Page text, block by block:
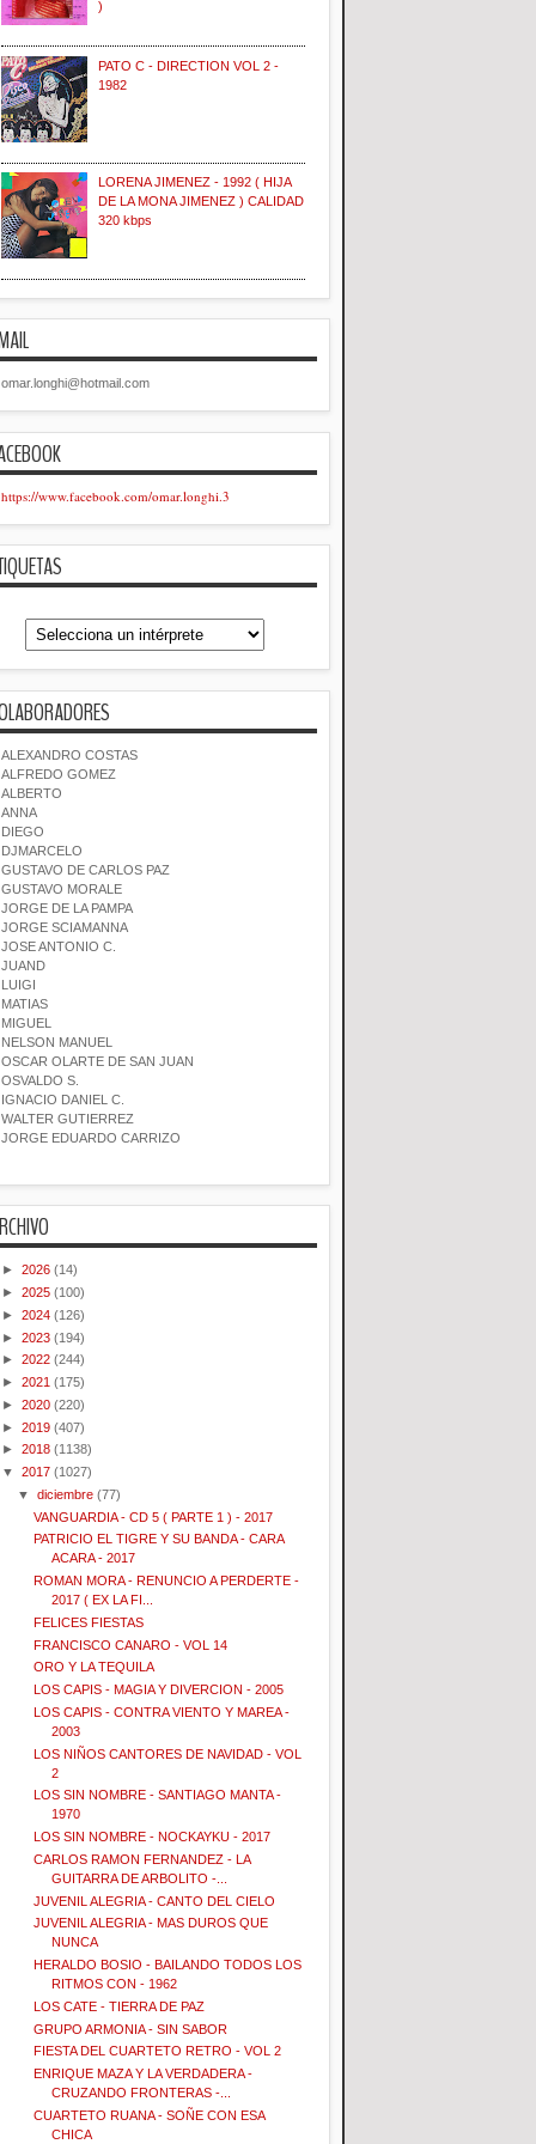
)
PATO C - DIRECTION VOL 2 -
1982
LORENA JIMENEZ - 1992 ( HIJA
DE LA MONA JIMENEZ ) CALIDAD
320 kbps
omar.longhi@hotmail.com
https://www.facebook.com/omar.longhi.3
ALEXANDRO COSTAS
ALFREDO GOMEZ
ALBERTO
ANNA
DIEGO
DJMARCELO
GUSTAVO DE CARLOS PAZ
GUSTAVO MORALE
JORGE DE LA PAMPA
JORGE SCIAMANNA
JOSE ANTONIO C.
JUAND
LUIGI
MATIAS
MIGUEL
NELSON MANUEL
OSCAR OLARTE DE SAN JUAN
OSVALDO S.
IGNACIO DANIEL C.
WALTER GUTIERREZ
JORGE EDUARDO CARRIZO
► 2026 (14)
► 2025 (100)
► 2024 (126)
► 2023 (194)
► 2022 (244)
► 2021 (175)
► 2020 (220)
► 2019 (407)
► 2018 (1138)
▼ 2017 (1027)
▼diciembre (77)
VANGUARDIA - CD 5 ( PARTE 1 ) - 2017
PATRICIO EL TIGRE Y SU BANDA - CARA
ACARA - 2017
ROMAN MORA - RENUNCIO A PERDERTE -
2017 ( EX LA FI...
FELICES FIESTAS
FRANCISCO CANARO - VOL 14
ORO Y LA TEQUILA
LOS CAPIS - MAGIA Y DIVERCION - 2005
LOS CAPIS - CONTRA VIENTO Y MAREA -
2003
LOS NIÑOS CANTORES DE NAVIDAD - VOL
2
LOS SIN NOMBRE - SANTIAGO MANTA -
1970
LOS SIN NOMBRE - NOCKAYKU - 2017
CARLOS RAMON FERNANDEZ - LA
GUITARRA DE ARBOLITO -...
JUVENIL ALEGRIA - CANTO DEL CIELO
JUVENIL ALEGRIA - MAS DUROS QUE
NUNCA
HERALDO BOSIO - BAILANDO TODOS LOS
RITMOS CON - 1962
LOS CATE - TIERRA DE PAZ
GRUPO ARMONIA - SIN SABOR
FIESTA DEL CUARTETO RETRO - VOL 2
ENRIQUE MAZA Y LA VERDADERA -
CRUZANDO FRONTERAS -...
CUARTETO RUANA - SOÑE CON ESA
CHICA